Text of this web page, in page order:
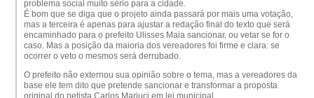
problema social muito sério para a cidade.
É bom que se diga que o projeto ainda passará por mais uma votação,
mas a terceira é apenas para ajustar a redação final do texto que será
encaminhado para o prefeito Ulisses Maia sancionar, ou vetar se for o
caso. Mas a posição da maioria dos vereadores foi firme e clara: se
ocorrer o veto o mesmos será derrubado.
O prefeito não externou sua opinião sobre o tema, mas a vereadores da
base ele tem dito que pretende sancionar e transformar a proposta
original do petista Carlos Mariuci em lei municipal.